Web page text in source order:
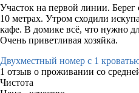
Участок на первой линии. Берег
10 метрах. Утром сходили
кафе. В домике всё, что нужно
Очень приветливая хозяйка.
Двухместный номер с 1
1 отзыв о проживании со
Чистота